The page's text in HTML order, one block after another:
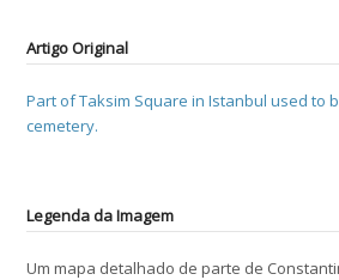
Artigo Original
Part of Taksim Square in Istanbul used to
cemetery.
Legenda da Imagem
Um mapa detalhado de parte de